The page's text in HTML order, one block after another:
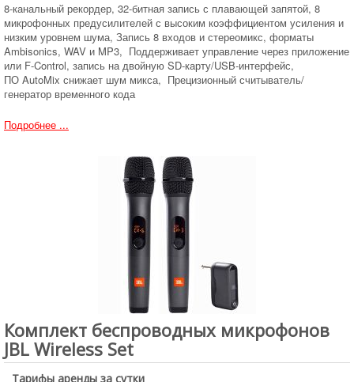
8-канальный рекордер, 32-битная запись с плавающей запятой, 8
микрофонных предусилителей с высоким коэффициентом усиления и
низким уровнем шума, Запись 8 входов и стереомикс, форматы
Ambisonics, WAV и MP3, Поддерживает управление через приложение
или F-Control, запись на двойную SD-карту/USB-интерфейс,
ПО AutoMix снижает шум микса, Прецизионный считыватель/
генератор временного кода
Подробнее ...
Комплект беспроводных микрофонов
JBL Wireless Set
Тарифы аренды за сутки